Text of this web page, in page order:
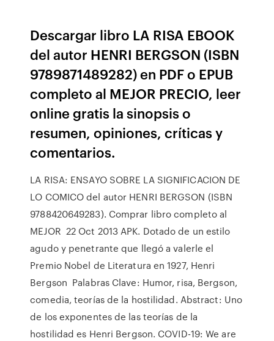
Descargar libro LA RISA EBOOK
del autor HENRI BERGSON (ISBN
9789871489282) en PDF o EPUB
completo al MEJOR PRECIO, leer
online gratis la sinopsis o
resumen, opiniones, críticas y
comentarios.
LA RISA: ENSAYO SOBRE LA SIGNIFICACION DE
LO COMICO del autor HENRI BERGSON (ISBN
9788420649283). Comprar libro completo al
MEJOR 22 Oct 2013 APK. Dotado de un estilo
agudo y penetrante que llegó a valerle el
Premio Nobel de Literatura en 1927, Henri
Bergson Palabras Clave: Humor, risa, Bergson,
comedia, teorías de la hostilidad. Abstract: Uno
de los exponentes de las teorías de la
hostilidad es Henri Bergson. COVID-19: We are